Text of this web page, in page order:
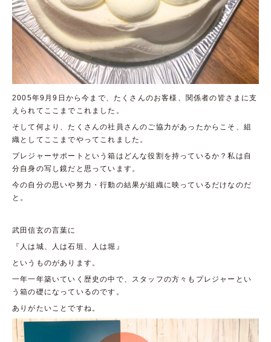
2005年9月9日から今まで、たくさんのお客様、関係者の皆さまに支
えられてここまでこれました。
そして何より、たくさんの社員さんのご協力があったからこそ、組
織としてここまでやってこれました。
プレジャーサポートという箱はどんな役割を持っているか？私は自
分自身の写し鏡だと思っています。
今の自分の思いや努力・行動の結果が組織に映っているだけなのだ
と。
武田信玄の言葉に
『人は城、人は石垣、人は堀』
というものがあります。
一年一年築いていく歴史の中で、スタッフの方々もプレジャーとい
う箱の礎になっているのです。
ありがたいことですね。